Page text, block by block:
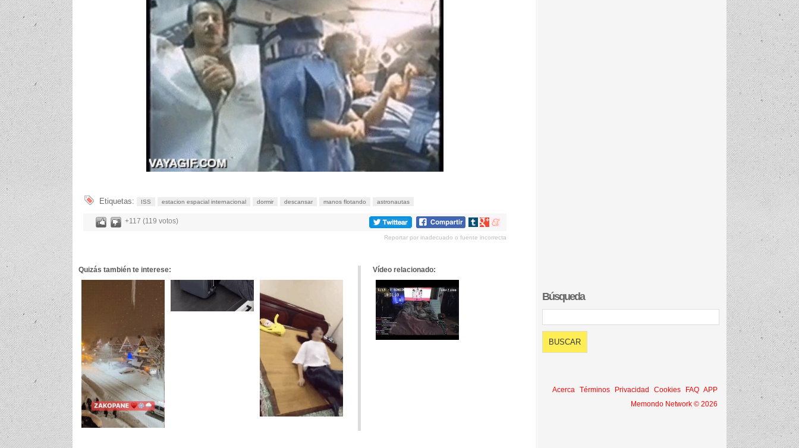
Etiquetas: ISS estacion espacial internacional dormir descansar manos flotando astronautas
+117 (119 votos)
Compartir
tumblr
Compartir
Google+
Compartir
meneame
Reportar por inadecuado o fuente incorrecta
Quizás también te interese: Vídeo relacionado:
Búsqueda
Acerca Términos Privacidad Cookies FAQ APP
Memondo Network © 2026